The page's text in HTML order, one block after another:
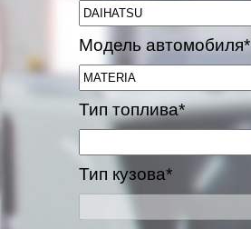
Модель автомобиля*
Тип топлива*
Тип кузова*